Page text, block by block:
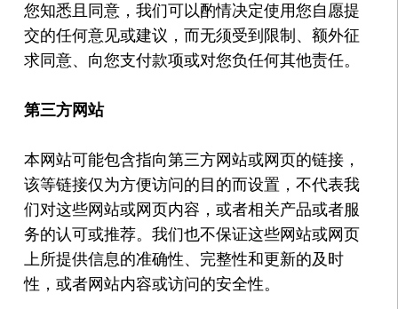
您知悉且同意，我们可以酌情决定使用您自愿提
交的任何意见或建议，而无须受到限制、额外征
求同意、向您支付款项或对您负任何其他责任。
第三方网站
本网站可能包含指向第三方网站或网页的链接，
该等链接仅为方便访问的目的而设置，不代表我
们对这些网站或网页内容，或者相关产品或者服
务的认可或推荐。我们也不保证这些网站或网页
上所提供信息的准确性、完整性和更新的及时
性，或者网站内容或访问的安全性。